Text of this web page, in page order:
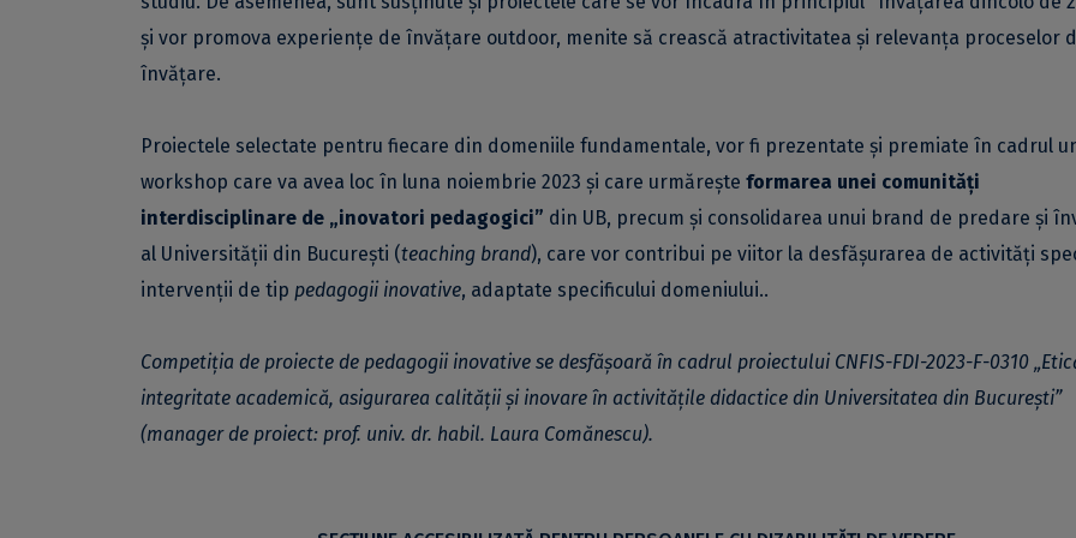
și vor promova experiențe de învățare outdoor, menite să crească atractivitatea și relevanța proceselor
învățare.
Proiectele selectate pentru fiecare din domeniile fundamentale, vor fi prezentate și premiate în cadrul
workshop care va avea loc în luna noiembrie 2023 și care urmărește formarea unei comunități
interdisciplinare de „inovatori pedagogici” din UB, precum și consolidarea unui brand de predare și
al Universității din București (teaching brand), care vor contribui pe viitor la desfășurarea de activități
intervenții de tip pedagogii inovative, adaptate specificului domeniului..
Competiția de proiecte de pedagogii inovative se desfășoară în cadrul proiectului CNFIS-FDI-2023-F-0310
integritate academică, asigurarea calității și inovare în activitățile didactice din Universitatea din București”
(manager de proiect: prof. univ. dr. habil. Laura Comănescu).